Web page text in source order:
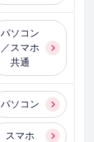
パソコン
／スマホ
共通
パソコン
スマホ